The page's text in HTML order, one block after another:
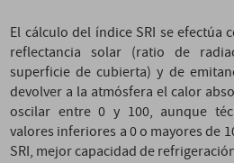
El cálculo del índice SRI se efectúa
reflectancia solar (ratio de
superficie de cubierta) y de
devolver a la atmósfera el calor
oscilar entre 0 y 100, aunque
valores inferiores a 0 o mayores de
SRI, mejor capacidad de